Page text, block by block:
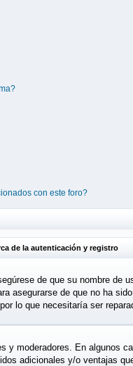
con este foro?
de la autenticación y registro
de que su nombre de
asegurarse de que no ha
lo que necesitaría ser
y moderadores. En algunos
adicionales y/o ventajas